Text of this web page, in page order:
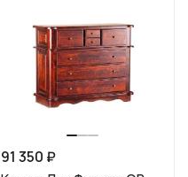
91 350 ₽